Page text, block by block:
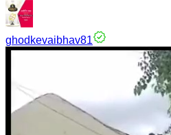
ghodkevaibhav81